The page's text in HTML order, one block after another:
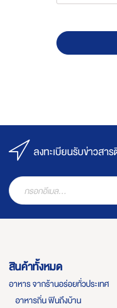
ลงทะเบียนรับข่าวสา
สินค้าทั้งหมด
อาหาร จากร้านอร่อยทั่วประเทศ
อาหารถิ่น ฟินถึงบ้าน